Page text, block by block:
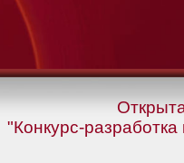
"Конкурс-